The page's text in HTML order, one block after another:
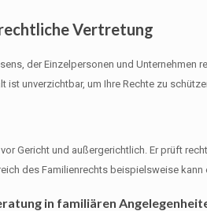
Vertretung
der Einzelpersonen und
ist unverzichtbar, um Ihre Rechte zu
Gericht und außergerichtlich. Er prüft
des Familienrechts beispielsweise
in familiären